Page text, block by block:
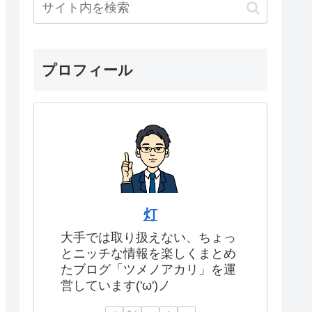
プロフィール
灯
大手では取り扱えない、ちょっ
とニッチな情報を楽しくまとめ
たブログ「ツメノアカリ」を運
営しています('ω')ノ